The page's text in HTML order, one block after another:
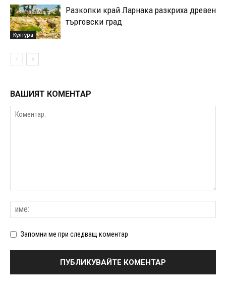
Култура
Разкопки край Ларнака разкриха древен
търговски град
ВАШИЯТ КОМЕНТАР
Запомни ме при следващ коментар